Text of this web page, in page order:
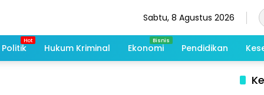
Sabtu, 8 Agustus 2026
Politik Hukum Kriminal Ekonomi Pendidikan